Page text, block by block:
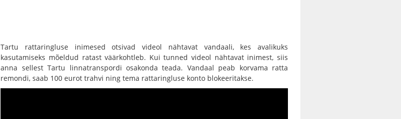
Tartu rattaringluse inimesed otsivad videol nähtavat vandaali, kes avalikuks
kasutamiseks mõeldud ratast väärkohtleb. Kui tunned videol nähtavat inimest, siis
anna sellest Tartu linnatranspordi osakonda teada. Vandaal peab korvama ratta
remondi, saab 100 eurot trahvi ning tema rattaringluse konto blokeeritakse.